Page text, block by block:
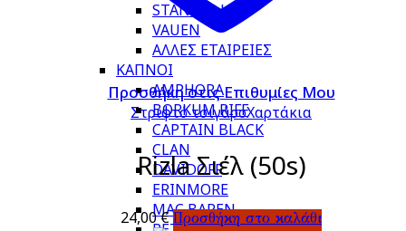
STANWELL
VAUEN
ΑΛΛΕΣ ΕΤΑΙΡΕΙΕΣ
ΚΑΠΝΟΙ
AMPHORA
BORKUM RIFF
CAPTAIN BLACK
CLAN
DAVIDOFF
ERINMORE
MAC BAREN
Προσθήκη στις Επιθυμίες Μου
Στριφτό τσιγάροΧαρτάκια
Rizla Σιέλ (50s)
24,00€ Προσθήκη στο καλάθι